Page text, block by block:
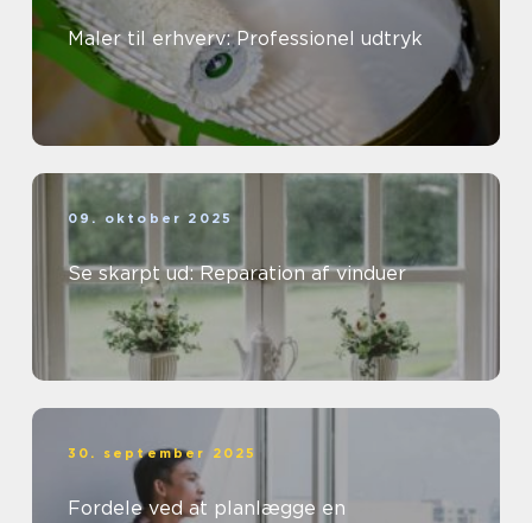
Maler til erhverv: Professionel udtryk
09. oktober 2025
Se skarpt ud: Reparation af vinduer
30. september 2025
Fordele ved at planlægge en